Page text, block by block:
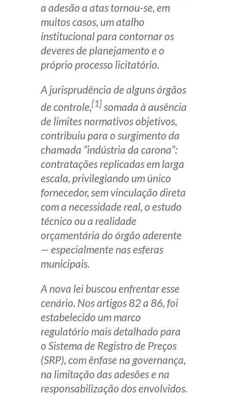
a adesão a atas tornou-se, em
muitos casos, um atalho
institucional para contornar os
deveres de planejamento e o
próprio processo licitatório.
A jurisprudência de alguns órgãos
de controle,[1] somada à ausência
de limites normativos objetivos,
contribuiu para o surgimento da
chamada “indústria da carona”:
contratações replicadas em larga
escala, privilegiando um único
fornecedor, sem vinculação direta
com a necessidade real, o estudo
técnico ou a realidade
orçamentária do órgão aderente
— especialmente nas esferas
municipais.
A nova lei buscou enfrentar esse
cenário. Nos artigos 82 a 86, foi
estabelecido um marco
regulatório mais detalhado para
o Sistema de Registro de Preços
(SRP), com ênfase na governança,
na limitação das adesões e na
responsabilização dos envolvidos.